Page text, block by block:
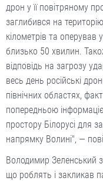
дрон у її повітряному
заглибився на
кілометрів та оперував
близько 50 хвилин.
відповідь на загрозу
весь день російські
північних областях,
попередньою
простору Білорусі для
напрямку Волині", —
Володимир Зеленський
що роблять і закликав